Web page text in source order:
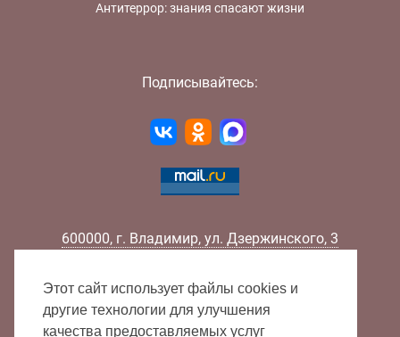
Антитеррор: знания спасают жизни
Подписывайтесь:
600000, г. Владимир, ул. Дзержинского, 3
Факс:
+7 (4922) 32-52-88
E-mail:
info@lib33.ru
Этот сайт использует файлы cookies и
другие технологии для улучшения
качества предоставляемых услуг